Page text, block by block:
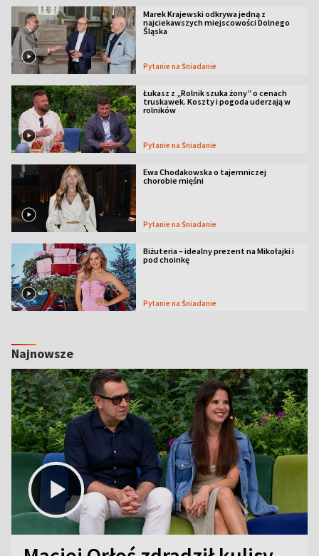
Marek Krajewski odkrywa jedną z
najciekawszych miejscowości Dolnego
Śląska
Pytanie na Śniadanie
Łukasz z „Rolnik szuka żony” o cenach
truskawek. Koszty i pogoda uderzają w
rolników
Pytanie na Śniadanie
Ewa Chodakowska o tajemniczej
chorobie mięśni
Pytanie na Śniadanie
Biżuteria – idealny prezent na Mikołajki i
pod choinkę
Pytanie na Śniadanie
Najnowsze